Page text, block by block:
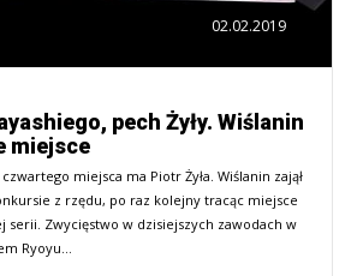
02.02.2019
pech Żyły. Wiślanin
miejsce
miejsca ma Piotr Żyła. Wiślanin zajął
z rzędu, po raz kolejny tracąc miejsce
serii. Zwycięstwo w dzisiejszych zawodach w
Ryoyu…